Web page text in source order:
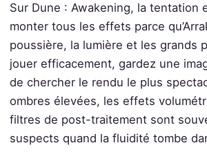
Sur Dune : Awakening, la tentation
monter tous les effets parce
poussière, la lumière et les grands
jouer efficacement, gardez une
de chercher le rendu le plus
ombres élevées, les effets
filtres de post-traitement sont
suspects quand la fluidité tombe